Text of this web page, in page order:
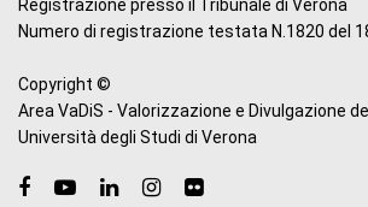
Registrazione presso il Tribunale di Verona
Numero di registrazione testata N.1820 del
Copyright ©
Area VaDiS - Valorizzazione e Divulgazione
Università degli Studi di Verona